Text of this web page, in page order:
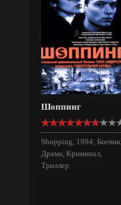
Шоппинг
Shopping, 1994; Боевик,
Драма, Криминал,
Триллер